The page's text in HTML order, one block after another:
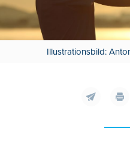
Illustrationsbild: